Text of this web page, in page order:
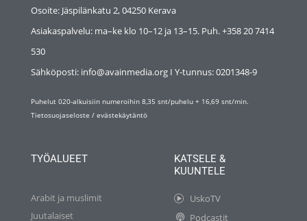
Osoite: Jäspilänkatu 2, 04250 Kerava
Asiakaspalvelu: ma–ke klo 10–12 ja 13–15. Puh. +358 20 7414
530
Sähköposti: info@avainmedia.org I Y-tunnus:0201348-9
Puhelut 020-alkuisiin numeroihin 8,35 snt/puhelu + 16,69 snt/min.
Tietosuojaseloste / evästekäytäntö
TYÖALUEET
Arabit ja muslimit
Juutalaiset
KATSELE &
KUUNTELE
UskoTV
Podcastit